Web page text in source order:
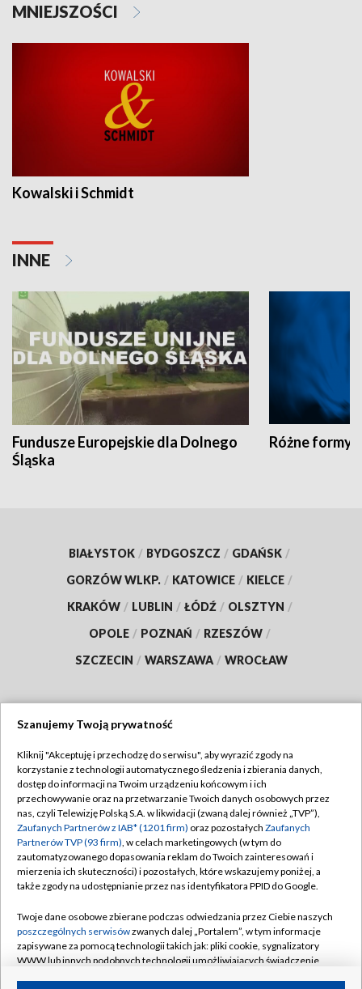
MNIEJSZOŚCI
Kowalski i Schmidt
INNE
Fundusze Europejskie dla Dolnego
Śląska
Różne formy
BIAŁYSTOK / BYDGOSZCZ / GDAŃSK /
GORZÓW WLKP. / KATOWICE / KIELCE /
KRAKÓW / LUBLIN / ŁÓDŹ / OLSZTYN /
OPOLE / POZNAŃ / RZESZÓW /
SZCZECIN / WARSZAWA / WROCŁAW
TVP
Abonament TVP
Emisja w TVP
Centrum informacji TVP
Naziemna Telewizja Cyfrowa
Rada Programowa
System NOS
Informacje o nadawcy
Regulamin TVP
Polityka prywatności
Moje zgody
Pomoc
Kontakt
Kanały
Szanujemy Twoją prywatność
Kliknij "Akceptuję i przechodzę do serwisu", aby wyrazić zgody na
korzystanie z technologii automatycznego śledzenia i zbierania danych,
dostęp do informacji na Twoim urządzeniu końcowym i ich
przechowywanie oraz na przetwarzanie Twoich danych osobowych przez
nas, czyli Telewizję Polską S.A. w likwidacji (zwaną dalej również „TVP”),
Zaufanych Partnerów z IAB* (1201 firm) oraz pozostałych Zaufanych
Partnerów TVP (93 firm), w celach marketingowych (w tym do
zautomatyzowanego dopasowania reklam do Twoich zainteresowań i
mierzenia ich skuteczności) i pozostałych, które wskazujemy poniżej, a
także zgody na udostępnianie przez nas identyfikatora PPID do Google.
Twoje dane osobowe zbierane podczas odwiedzania przez Ciebie naszych
poszczególnych serwisówzwanych dalej „Portalem”, w tym informacje
zapisywane za pomocą technologii takich jak: pliki cookie, sygnalizatory
WWW lub innych podobnych technologii umożliwiających świadczenie